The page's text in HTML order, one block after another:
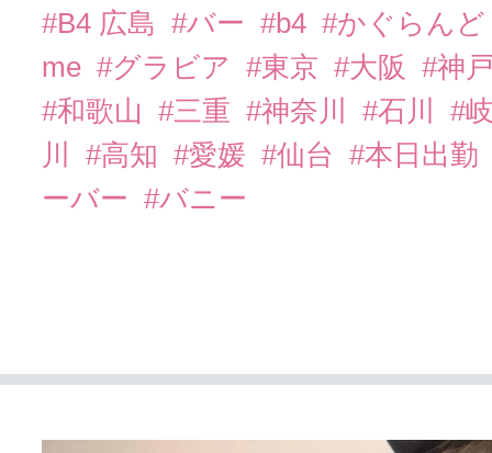
#B4 広島 #バー #b4 #かぐらんど
me #グラビア #東京 #大阪
#神
#和歌山
#三重 #神奈川 #石川
#
川
#高知 #愛媛 #仙台
#本日出勤
ーバー #バニー